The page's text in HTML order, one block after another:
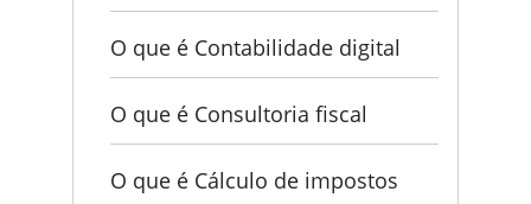
O que é Contabilidade digital
O que é Consultoria fiscal
O que é Cálculo de impostos